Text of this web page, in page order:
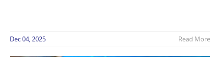
Dec 04, 2025 Read More